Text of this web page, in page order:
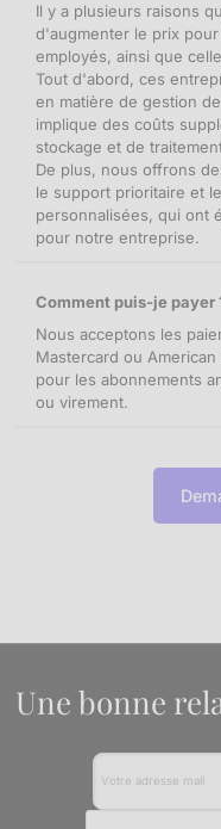
Il y a plusieurs raisons
d'augmenter le prix
employés, ainsi que
Tout d'abord, ces
en matière de gestion
implique des coûts
stockage et de
De plus, nous offrons
le support prioritaire et
personnalisées, qui ont
pour notre entreprise.
Comment puis-je payer
Nous acceptons les
Mastercard ou
pour les abonnements
ou virement.
Une bonne